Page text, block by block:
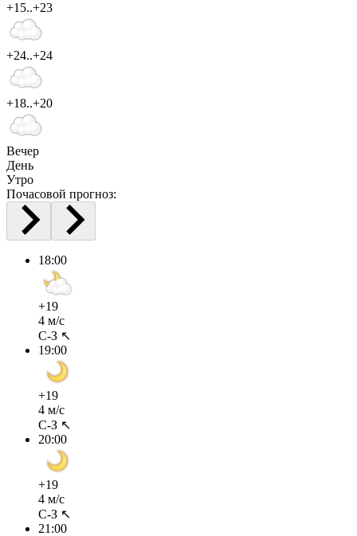
+15..+23
+24..+24
+18..+20
Вечер
День
Утро
Почасовой прогноз:
18:00
+19
4 м/с
С-З ↖
19:00
+19
4 м/с
С-З ↖
20:00
+19
4 м/с
С-З ↖
21:00